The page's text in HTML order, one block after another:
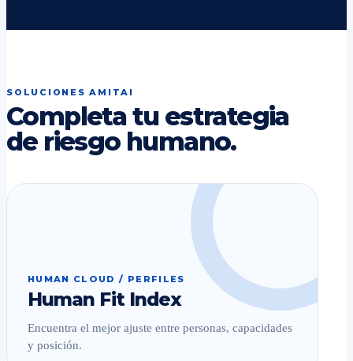
SOLUCIONES AMITAI
Completa tu estrategia
de riesgo humano.
HUMAN CLOUD / PERFILES
Human Fit Index
Encuentra el mejor ajuste entre personas, capacidades
y posición.